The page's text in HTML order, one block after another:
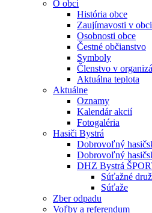
O obci
História obce
Zaujímavosti v obci
Osobnosti obce
Čestné občianstvo
Symboly
Členstvo v
Aktuálna teplota
Aktuálne
Oznamy
Kalendár akcií
Fotogaléria
Hasiči Bystrá
Dobrovoľný
Dobrovoľný
DHZ Bystrá
Súťažné
Súťaže
Zber odpadu
Voľby a referendum